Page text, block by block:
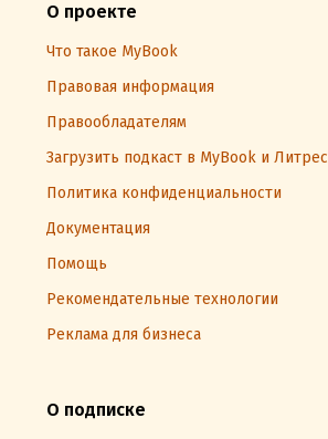
О проекте
Что такое MyBook
Правовая информация
Правообладателям
Загрузить подкаст в MyBook и Литрес
Политика конфиденциальности
Документация
Помощь
Рекомендательные технологии
Реклама для бизнеса
О подписке